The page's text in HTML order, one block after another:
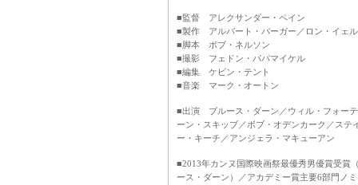
■監督 アレクサンダー・ペイン
■製作 アルバート・バーガー／ロン・イェ
■脚本 ボブ・ネルソン
■撮影 フェドン・パパマイケル
■編集 ケビン・テント
■音楽 マーク・オートン
■出演 ブルース・ダーン／ウィル・フォー
ーン・スキッブ／ボブ・オデンカーク／ステ
ー・キーチ／アンジェラ・マキューアン
■2013年カンヌ国際映画祭最優秀男優賞受賞
ース・ダーン）／アカデミー賞主要6部門ノ